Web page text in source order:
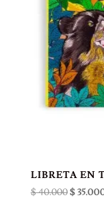
LIBRETA EN
$40.000El
$